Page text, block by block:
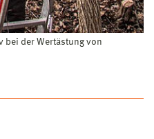
bei der Wertästung von